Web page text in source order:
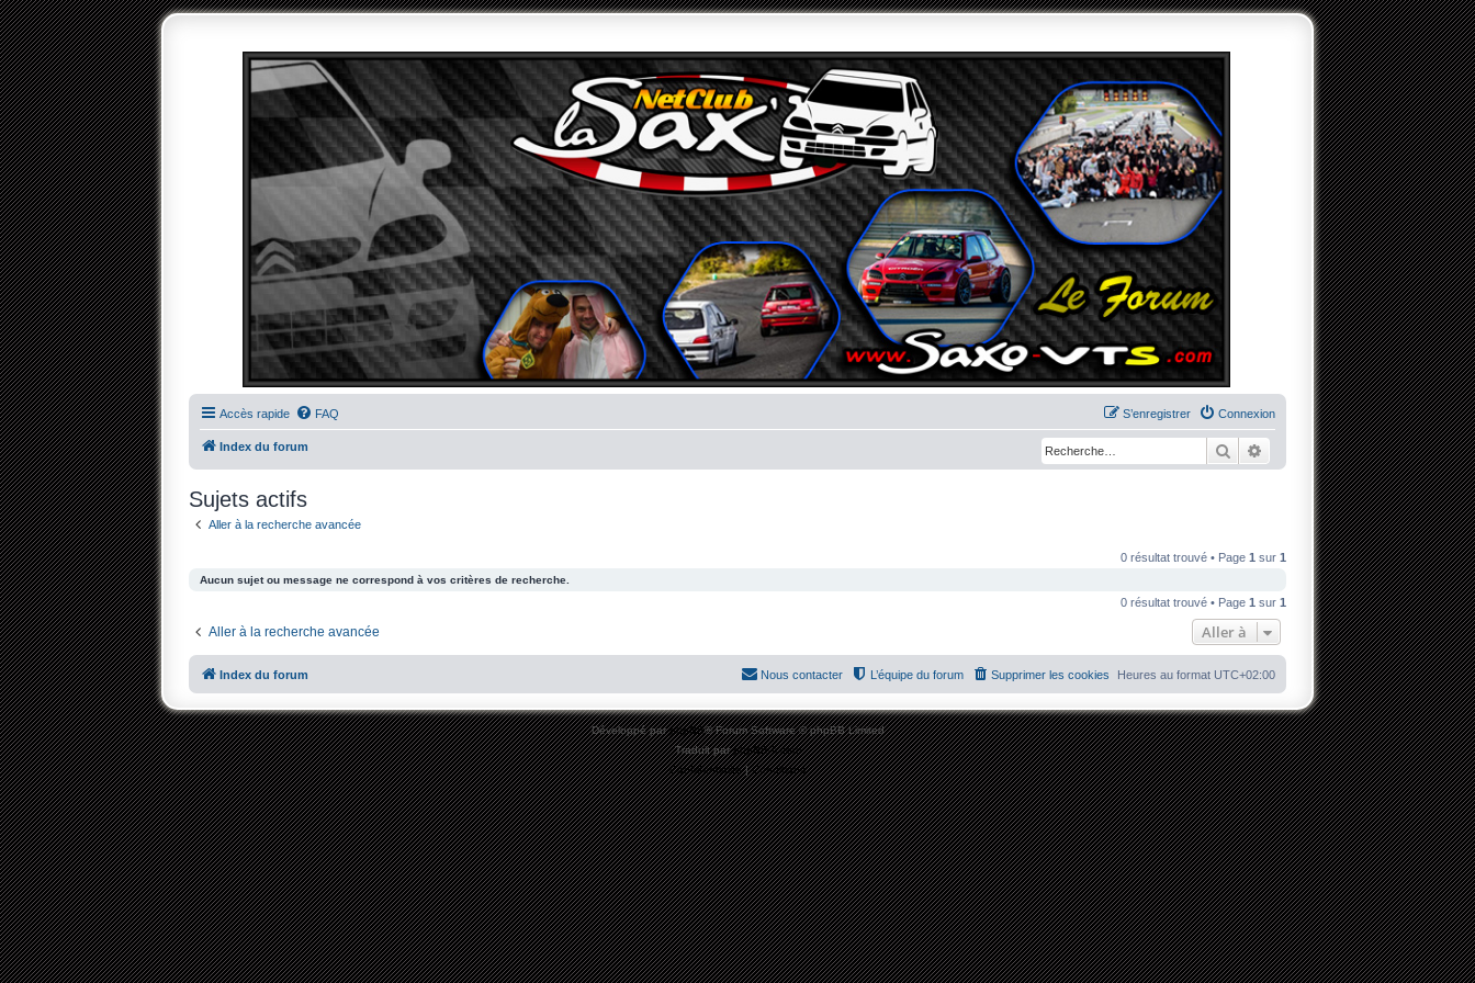
Accès rapide FAQ Connexion
S’enregistrer
Index du forum RechercherRecherche avancée
Sujets actifs
Aller à la recherche avancée
0 résultat trouvé • Page 1 sur 1
Aucun sujet ou message ne correspond à vos critères de recherche.
0 résultat trouvé • Page 1 sur 1
Aller à la recherche avancée Aller à
Index du forum Heures au format UTC+02:00
Supprimer les cookies
L’équipe du forum
Nous contacter
Développé parphpBB® Forum Software © phpBB Limited
Traduit parphpBB-fr.com
Confidentialité|Conditions